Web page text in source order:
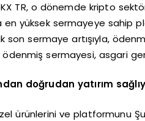
TR, o dönemde kripto
yüksek sermayeye sahip
son sermaye artışıyla,
ödenmiş sermayesi, asgari
doğrudan yatırım
ürünlerini ve platformunu